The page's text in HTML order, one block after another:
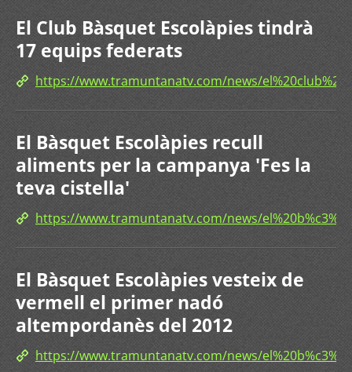
El Club Bàsquet Escolàpies tindrà
17 equips federats
https://www.tramuntanatv.com/news/
El Bàsquet Escolàpies recull
aliments per la campanya 'Fes la
teva cistella'
https://www.tramuntanatv.com/news/
El Bàsquet Escolàpies vesteix de
vermell el primer nadó
altempordanès del 2012
https://www.tramuntanatv.com/news/